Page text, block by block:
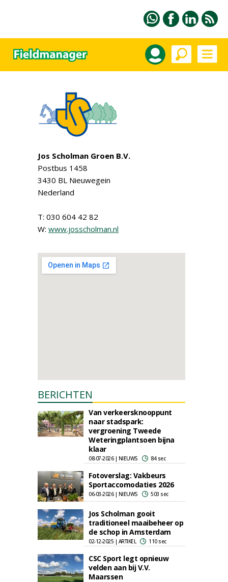
Jos Scholman Groen B.V.
Postbus 1458
3430 BL Nieuwegein
Nederland
T: 030 604 42 82
W: www.josscholman.nl
BERICHTEN
Van verkeersknooppunt
naar stadspark:
vergroening Tweede
Weteringplantsoen bijna
klaar
08-07-2026 | NIEUWS 84 sec
Fotoverslag: Vakbeurs
Sportaccomodaties 2026
06-03-2026 | NIEUWS 503 sec
Jos Scholman gooit
traditioneel maaibeheer op
de schop in Amsterdam
02-12-2025 | ARTIKEL 110 sec
CSC Sport legt opnieuw
velden aan bij V.V.
Maarssen